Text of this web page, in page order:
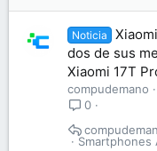
Noticia
dos de sus
Xiaomi 17T
compudemano
0
Smartphones